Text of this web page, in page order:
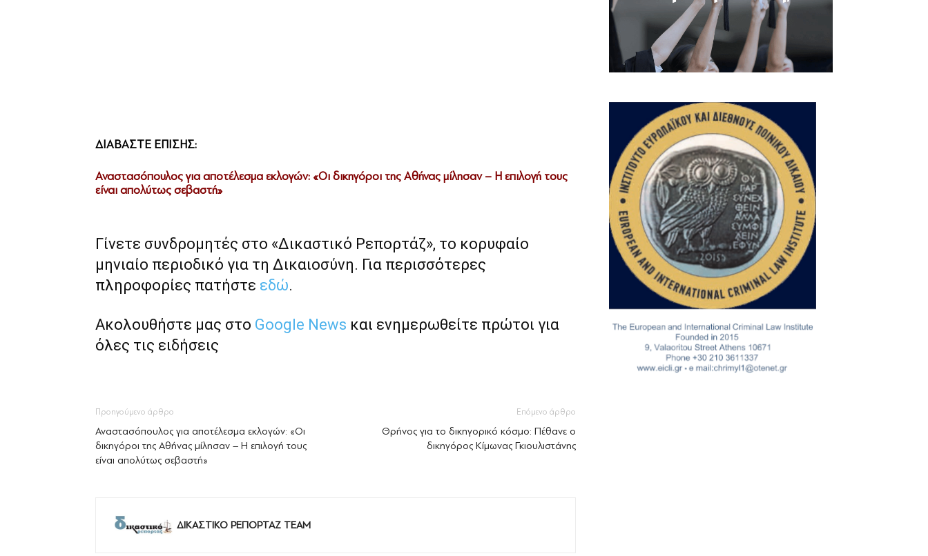
ΔΙΑΒΑΣΤΕ ΕΠΙΣΗΣ:
Αναστασόπουλος για αποτέλεσμα εκλογών: «Οι δικηγόροι της Αθήνας μίλησαν – Η επιλογή τους
είναι απολύτως σεβαστή»
Γίνετε συνδρομητές στο «Δικαστικό Ρεπορτάζ», το κορυφαίο
μηνιαίο περιοδικό για τη Δικαιοσύνη. Για περισσότερες
πληροφορίες πατήστε εδώ.
Ακολουθήστε μας στο Google News και ενημερωθείτε πρώτοι για
όλες τις ειδήσεις
Προηγούμενο άρθρο
Αναστασόπουλος για αποτέλεσμα εκλογών: «Οι
δικηγόροι της Αθήνας μίλησαν – Η επιλογή τους
είναι απολύτως σεβαστή»
Επόμενο άρθρο
Θρήνος για το δικηγορικό κόσμο: Πέθανε ο
δικηγόρος Κίμωνας Γκιουλιστάνης
ΔΙΚΑΣΤΙΚΟ ΡΕΠΟΡΤΑΖ TEAM